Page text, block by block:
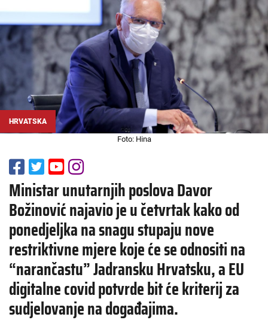
HRVATSKA
Foto: Hina
Ministar unutarnjih poslova Davor
Božinović najavio je u četvrtak kako od
ponedjeljka na snagu stupaju nove
restriktivne mjere koje će se odnositi na
“narančastu” Jadransku Hrvatsku, a EU
digitalne covid potvrde bit će kriterij za
sudjelovanje na događajima.